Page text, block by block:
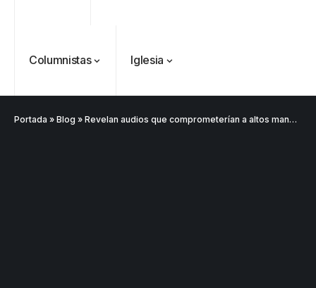
Columnistas Iglesia
Portada » Blog » Revelan audios que comprometerían a altos mandos policiales y salpican a Presidencia en caso ‘Papá Pitufo’